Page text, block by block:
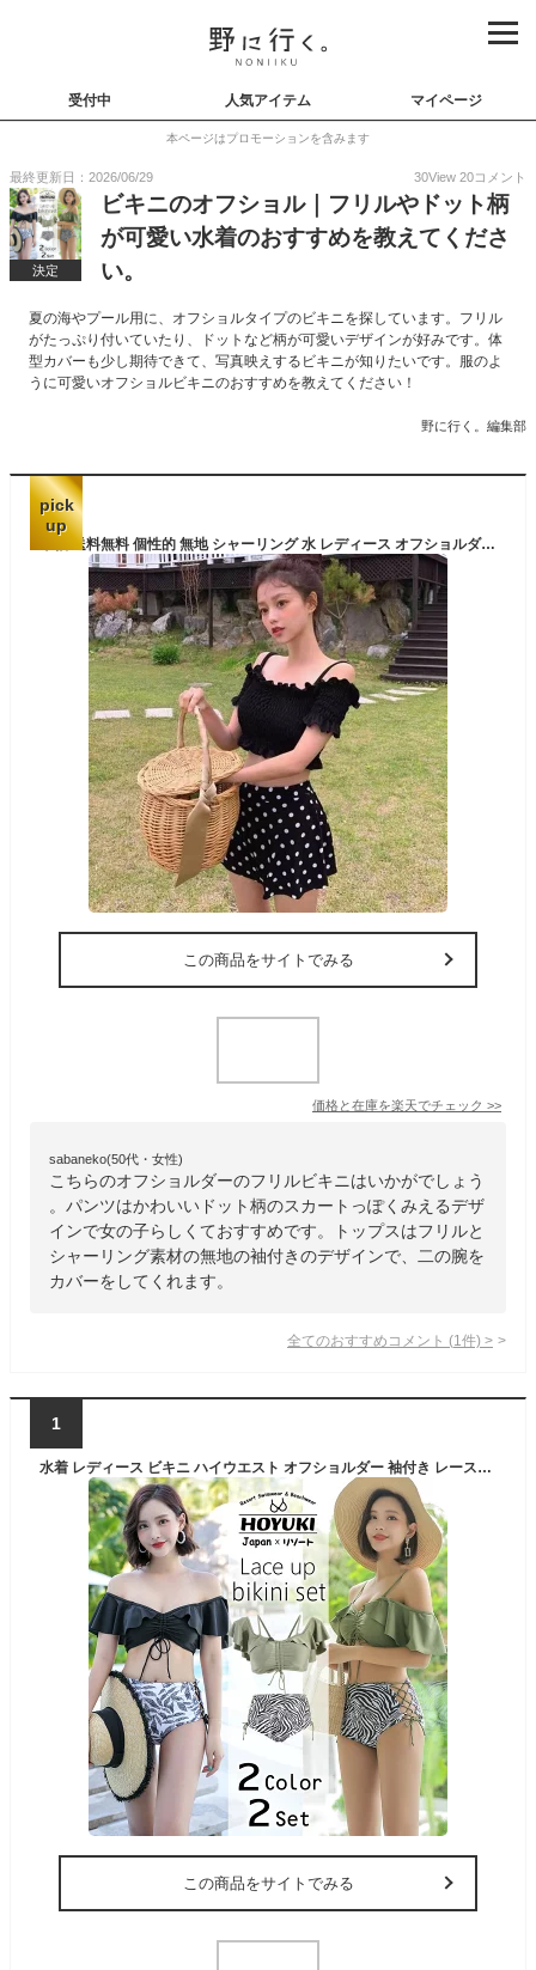
受付中 人気アイテム マイページ
本ページはプロモーションを含みます
最終更新日：2026/06/29 30View 20コメント
決定
ビキニのオフショル｜フリルやドット柄
が可愛い水着のおすすめを教えてくださ
い。
夏の海やプール用に、オフショルタイプのビキニを探しています。フリル
がたっぷり付いていたり、ドットなど柄が可愛いデザインが好みです。体
型カバーも少し期待できて、写真映えするビキニが知りたいです。服のよ
うに可愛いオフショルビキニのおすすめを教えてください！
野に行く。編集部
pick
up
半袖 送料無料 個性的 無地 シャーリング 水 レディース オフショルダー 袖つき スイムウェア ビキニ フリル 体型カバー ドット
この商品をサイトでみる
価格と在庫を楽天でチェック >>
sabaneko(50代・女性)
こちらのオフショルダーのフリルビキニはいかがでしょう
。パンツはかわいいドット柄のスカートっぽくみえるデザ
インで女の子らしくておすすめです。トップスはフリルと
シャーリング素材の無地の袖付きのデザインで、二の腕を
カバーをしてくれます。
全てのおすすめコメント (1 件) >
1
水着 レディース ビキニ ハイウエスト オフショルダー 袖付き レースアップ フリル 体型カバー トップス セクシー 大人水着 ブラック リーフ カーキ ゼブラ 20代 30代 海 プール S/M/L
この商品をサイトでみる